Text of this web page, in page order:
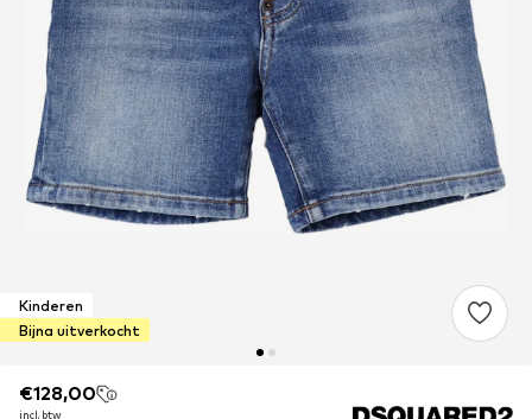
Kinderen
Bijna uitverkocht
€128,00
incl. btw
€128,00
incl. btw